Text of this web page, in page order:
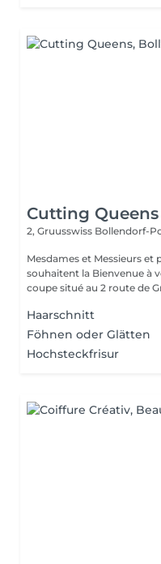
Cutting Queens
2, Gruusswiss Bollendorf-
Mesdames et Messieurs et plus jeunes,
souhaitent la Bienvenue à
coupe situé au 2 route de
Haarschnitt
Föhnen oder Glätten
Hochsteckfrisur